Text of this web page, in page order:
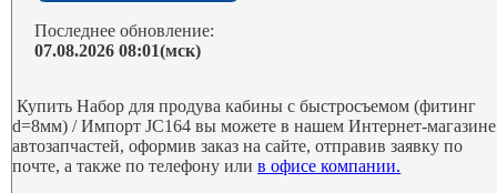
Последнее обновление:
07.08.2026 08:01(мск)
Купить Набор для продува кабины с быстросъемом (фитинг
d=8мм) / Импорт JC164 вы можете в нашем Интернет-магазине
автозапчастей, оформив заказ на сайте, отправив заявку по
почте, а также по телефону илив офисе компании.